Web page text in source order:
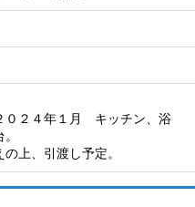
０２４年１月 キッチン、浴
上、引渡し予定。